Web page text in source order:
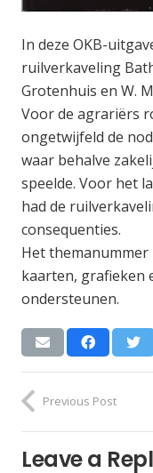
In deze OKB-
ruilverkaveling
Grotenhuis en W.
Voor de agrariërs
ongetwijfeld de
waar behalve
speelde. Voor het
had de
consequenties.
Het themanummer
kaarten, grafieken
ondersteunen.
Previous Post
Leave a